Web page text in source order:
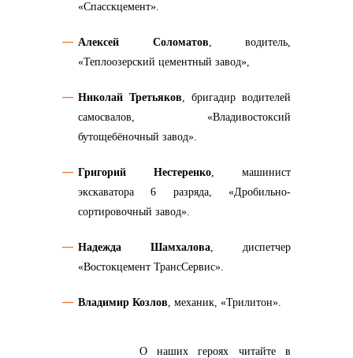
«Спасскцемент».
Алексей Соломатов, водитель,
«Теплоозерский цементный завод»,
Николай Третьяков, бригадир водителей
самосвалов, «Владивостоксий
бутощебёночный завод».
Григорий Нестеренко, машинист
экскаватора 6 разряда, «Дробильно-
сортировочный завод».
Надежда Шамхалова, диспетчер
«Востокцемент ТрансСервис».
Владимир Козлов, механик, «Трилитон».
О наших героях читайте в